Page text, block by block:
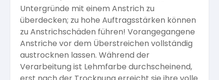
Untergründe mit einem Anstrich zu
überdecken; zu hohe Auftragsstärken können
zu Anstrichschäden führen! Vorangegangene
Anstriche vor dem Überstreichen vollständig
austrocknen lassen. Während der
Verarbeitung ist Lehmfarbe durchscheinend,